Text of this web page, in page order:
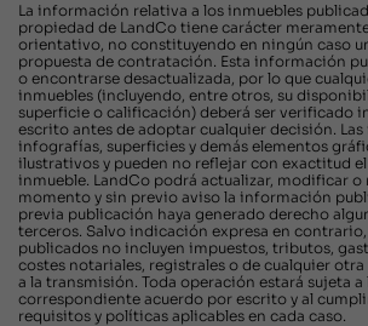
La información relativa a los inmuebles
propiedad de LandCo tiene carácter
orientativo, no constituyendo en ningún caso
propuesta de contratación. Esta información
o encontrarse desactualizada, por lo que
inmuebles (incluyendo, entre otros, su
superficie o calificación) deberá ser verificado
escrito antes de adoptar cualquier decisión. Las
infografías, superficies y demás elementos
ilustrativos y pueden no reflejar con exactitud
inmueble. LandCo podrá actualizar, modificar o
momento y sin previo aviso la información
previa publicación haya generado derecho
terceros. Salvo indicación expresa en
publicados no incluyen impuestos, tributos,
costes notariales, registrales o de cualquier
a la transmisión. Toda operación estará sujeta
correspondiente acuerdo por escrito y al
requisitos y políticas aplicables en cada caso.